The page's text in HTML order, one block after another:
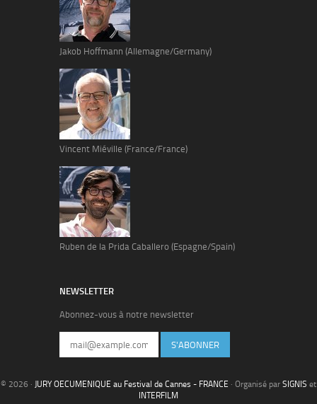
Jakob Hoffmann (Allemagne/Germany)
Vincent Miéville (France/France)
Ruben de la Prida Caballero (Espagne/Spain)
NEWSLETTER
Abonnez-vous à notre newsletter
S'ABONNER
© 2026 · JURY OECUMENIQUE au Festival de Cannes - FRANCE · Organisé par SIGNIS et
INTERFILM